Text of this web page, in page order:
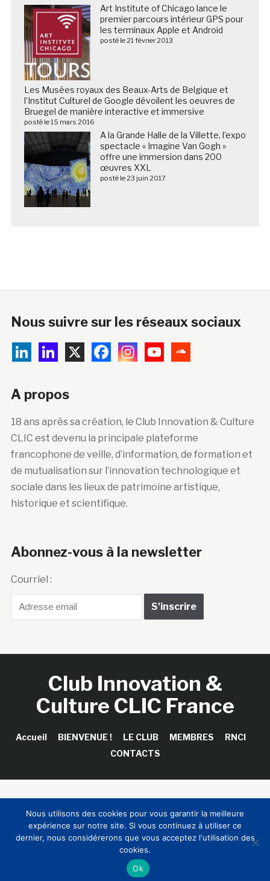
Art Institute of Chicago lance le
premier parcours intérieur GPS pour
les terminaux Apple et Android
posté le 21 février 2013
Les Musées royaux des Beaux-Arts de Belgique et
l’Institut Culturel de Google dévoilent les oeuvres de
Bruegel de manière interactive et immersive
posté le 15 mars 2016
A la Grande Halle de la Villette, l’expo
spectacle « Imagine Van Gogh »
offre une immersion dans 200
œuvres XXL
posté le 23 juin 2017
Nous suivre sur les réseaux sociaux
A propos
18 ans après sa création, le Club Innovation & Culture
CLIC est devenu la principale plateforme
francophone de veille, d’information, de formation et
de mutualisation sur l’innovation technologique et
sociale dans les lieux de patrimoine artistique,
historique et scientifique.
Abonnez-vous à la newsletter
Courriel :
Club Innovation &
Culture CLIC France
Accueil BIENVENUE ! LE CLUB MEMBRES
RNCI
CONTACTS
Sinapses Conseils
Nous utilisons des cookies pour vous garantir la meilleure
expérience sur notre site. Si vous continuez à utiliser ce
dernier, nous considérerons que vous acceptez l'utilisation des
cookies.
Ok